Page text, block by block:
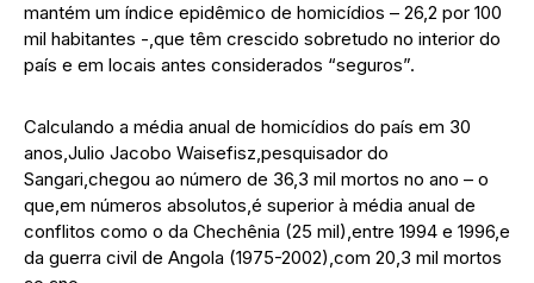
mantém um índice epidêmico de homicídios – 26,2 por 100
mil habitantes -,que têm crescido sobretudo no interior do
país e em locais antes considerados “seguros”.
Calculando a média anual de homicídios do país em 30
anos,Julio Jacobo Waisefisz,pesquisador do
Sangari,chegou ao número de 36,3 mil mortos no ano – o
que,em números absolutos,é superior à média anual de
conflitos como o da Chechênia (25 mil),entre 1994 e 1996,e
da guerra civil de Angola (1975-2002),com 20,3 mil mortos